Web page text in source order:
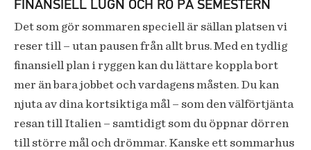
FINANSIELL LUGN OCH RO PÅ SEMESTERN
Det som gör sommaren speciell är sällan platsen vi
reser till – utan pausen från allt brus. Med en tydlig
finansiell plan i ryggen kan du lättare koppla bort
mer än bara jobbet och vardagens måsten. Du kan
njuta av dina kortsiktiga mål – som den välförtjänta
resan till Italien – samtidigt som du öppnar dörren
till större mål och drömmar. Kanske ett sommarhus